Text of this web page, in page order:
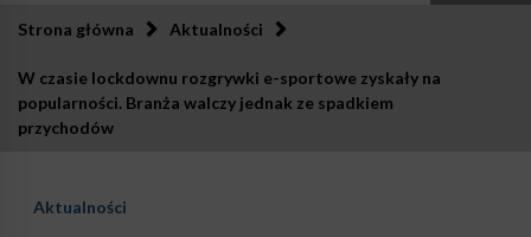
Strona główna Aktualności
W czasie lockdownu rozgrywki e-sportowe zyskały na
popularności. Branża walczy jednak ze spadkiem
przychodów
Aktualności